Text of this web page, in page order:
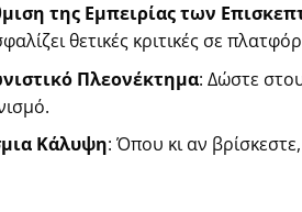
της Εμπειρίας των
θετικές κριτικές σε
Πλεονέκτημα: Δώστε
Κάλυψη: Όπου κι αν